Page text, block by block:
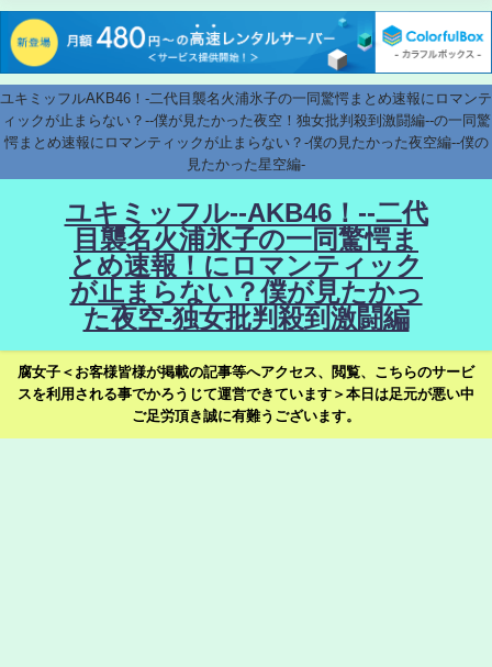
ユキミッフルAKB46！-二代目襲名火浦氷子の一同驚愕まとめ速報にロマンテ
ィックが止まらない？--僕が見たかった夜空！独女批判殺到激闘編--の一同驚
愕まとめ速報にロマンティックが止まらない？-僕の見たかった夜空編--僕の
見たかった星空編-
ユキミッフル--AKB46！--二代
目襲名火浦氷子の一同驚愕ま
とめ速報！にロマンティック
が止まらない？僕が見たかっ
た夜空-独女批判殺到激闘編
腐女子＜お客様皆様が掲載の記事等へアクセス、閲覧、こちらのサービ
スを利用される事でかろうじて運営できています＞本日は足元が悪い中
ご足労頂き誠に有難うございます。